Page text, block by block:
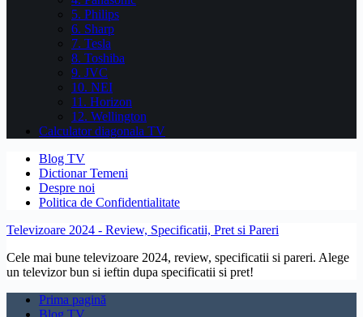
5. Philips
6. Sharp
7. Tesla
8. Toshiba
9. JVC
10. NEI
11. Horizon
12. Wellington
Calculator diagonala TV
Blog TV
Dictionar Temeni
Despre noi
Politica de Confidentialitate
Televizoare 2024 - Review, Specificatii, Pret si Pareri
Cele mai bune televizoare 2024, review, specificatii si pareri. Alege
un televizor bun si ieftin dupa specificatii si pret!
Prima pagină
Blog TV